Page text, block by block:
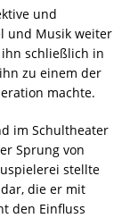
und
und Musik weiter
schließlich in
zu einem der
machte.
im Schultheater
Sprung von
stellte
die er mit
den Einfluss